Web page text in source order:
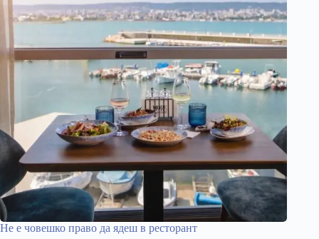
Не е човешко право да ядеш в ресторант